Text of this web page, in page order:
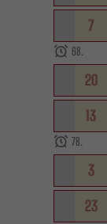
7
68.
20
13
78.
3
23